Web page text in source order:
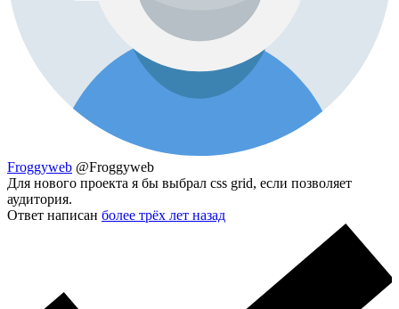
Froggyweb @Froggyweb
Для нового проекта я бы выбрал css grid, если позволяет
аудитория.
Ответ написан более трёх лет назад